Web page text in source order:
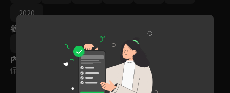
2020
參與演員
內容標籤
保護級